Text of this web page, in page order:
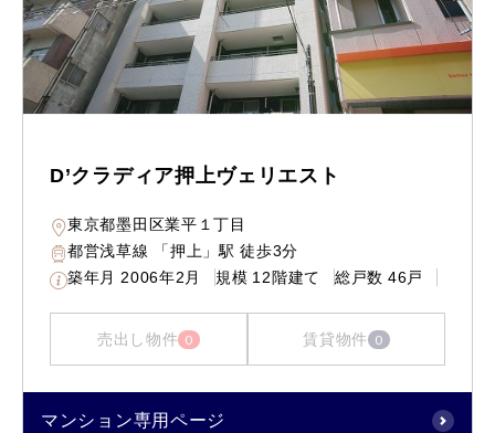
D’クラディア押上ヴェリエスト
東京都墨田区業平１丁目
都営浅草線 「押上」駅 徒歩3分
築年月 2006年2月 規模 12階建て 総戸数 46戸
売出し物件 0 賃貸物件 0
マンション専用ページ